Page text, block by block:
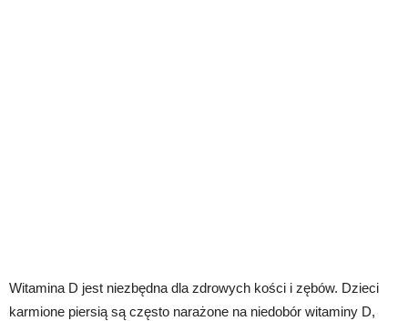
Witamina D jest niezbędna dla zdrowych kości i zębów. Dzieci
karmione piersią są często narażone na niedobór witaminy D,